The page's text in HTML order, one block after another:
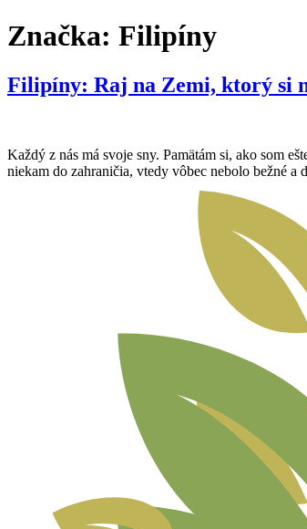
Preskočiť
na
Značka: Filipíny
Filipíny: Raj na Zemi, ktorý si
Každý z nás má svoje sny. Pamätám si, ako som
niekam do zahraničia, vtedy vôbec nebolo bežné